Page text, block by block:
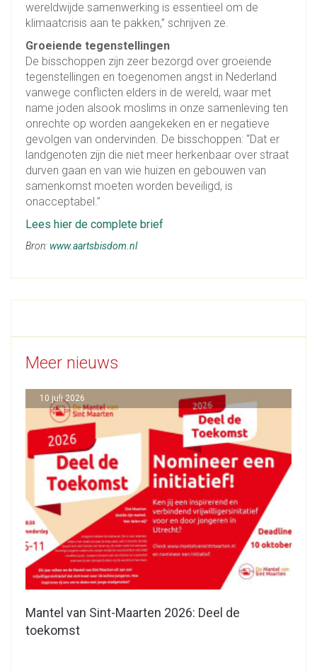
wereldwijde samenwerking is essentieel om de
klimaatcrisis aan te pakken,” schrijven ze.
Groeiende tegenstellingen
De bisschoppen zijn zeer bezorgd over groeiende
tegenstellingen en toegenomen angst in Nederland
vanwege conflicten elders in de wereld, waar met
name joden alsook moslims in onze samenleving ten
onrechte op worden aangekeken en er negatieve
gevolgen van ondervinden. De bisschoppen: “Dat er
landgenoten zijn die niet meer herkenbaar over straat
durven gaan en van wie huizen en gebouwen van
samenkomst moeten worden beveiligd, is
onacceptabel.”
Lees hier de complete brief
Bron: www.aartsbisdom.nl
Meer nieuws
Mantel van Sint-Maarten 2026: Deel de
toekomst
10 juli 2026